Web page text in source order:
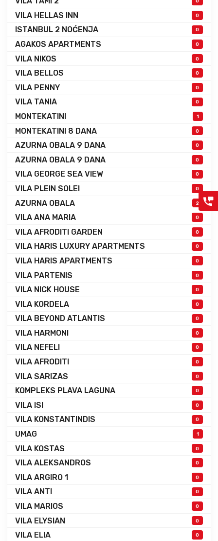
VILA HELLAS INN 0
ISTANBUL 2 NOĆENJA 0
AGAKOS APARTMENTS 0
VILA NIKOS 0
VILA BELLOS 0
VILA PENNY 0
VILA TANIA 0
MONTEKATINI 1
MONTEKATINI 8 DANA 0
AZURNA OBALA 9 DANA 0
AZURNA OBALA 9 DANA 0
VILA GEORGE SEA VIEW 0
VILA PLEIN SOLEI 0
AZURNA OBALA 2
VILA ANA MARIA 0
VILA AFRODITI GARDEN 0
VILA HARIS LUXURY APARTMENTS 0
VILA HARIS APARTMENTS 0
VILA PARTENIS 0
VILA NICK HOUSE 0
VILA KORDELA 0
VILA BEYOND ATLANTIS 0
VILA HARMONI 0
VILA NEFELI 0
VILA AFRODITI 0
VILA SARIZAS 0
KOMPLEKS PLAVA LAGUNA 0
VILA ISI 0
VILA KONSTANTINDIS 0
UMAG 1
VILA KOSTAS 0
VILA ALEKSANDROS 0
VILA ARGIRO 1 0
VILA ANTI 0
VILA MARIOS 0
VILA ELYSIAN 0
VILA ELIA 0